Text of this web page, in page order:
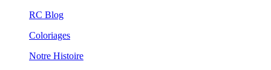
RC Blog
Coloriages
Notre Histoire